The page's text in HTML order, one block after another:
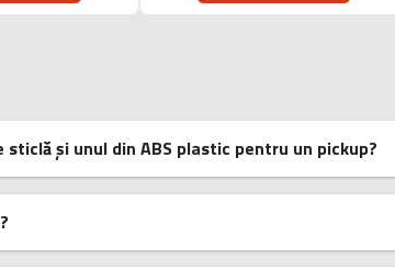
și unul din ABS plastic pentru un pickup?